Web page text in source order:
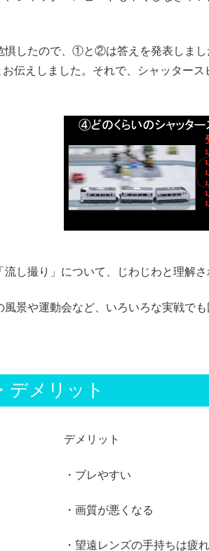
惧したので、①と②は答えを発表しま
伝えしました。それで、シャッター
し撮り」について、じわじわと理解さ
景や運動会など、いろいろな実戦でも
デメリット
デメリット
・ブレやすい
・画質が悪くなる
・望遠レンズの手持ちは疲